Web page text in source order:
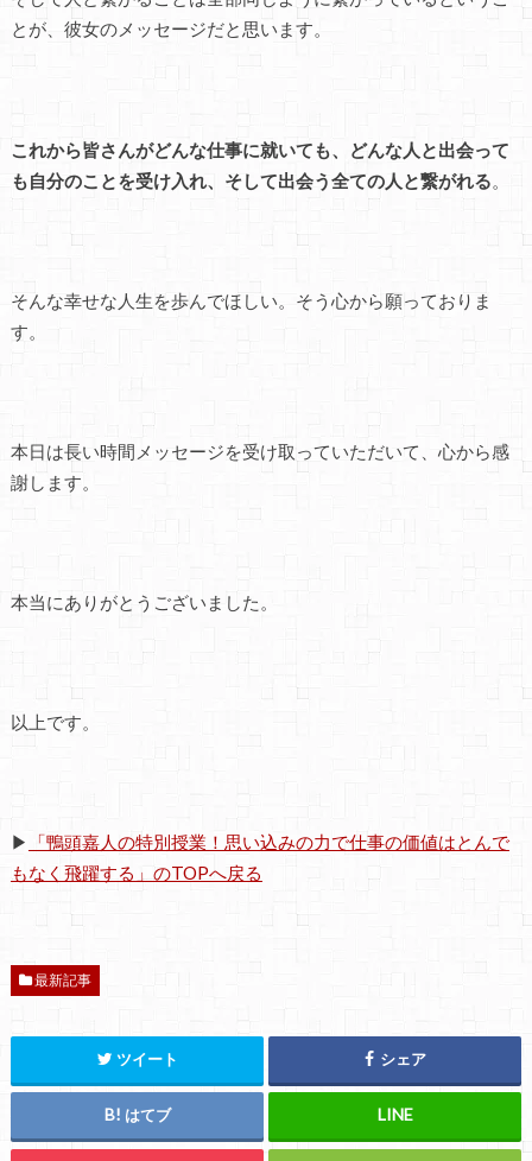
とが、彼女のメッセージだと思います。
これから皆さんがどんな仕事に就いても、どんな人と出会って
も自分のことを受け入れ、そして出会う全ての人と繋がれる。
そんな幸せな人生を歩んでほしい。そう心から願っておりま
す。
本日は長い時間メッセージを受け取っていただいて、心から感
謝します。
本当にありがとうございました。
以上です。
▶
「鴨頭嘉人の特別授業！思い込みの力で仕事の価値はとんで
もなく飛躍する」のTOPへ戻る
最新記事
ツイート シェア
はてブ